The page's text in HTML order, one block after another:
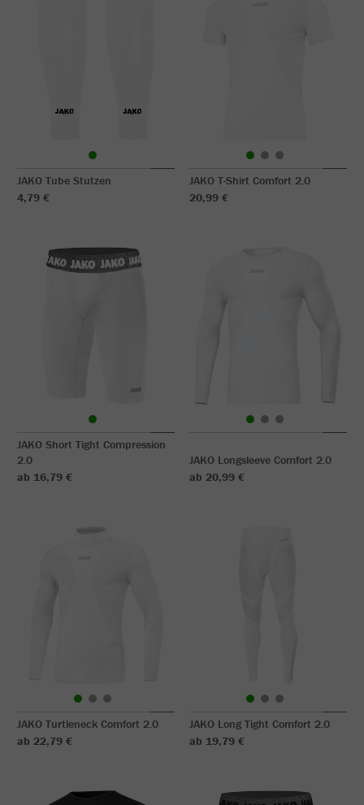
JAKO Tube Stutzen
4,79 €
JAKO T-Shirt Comfort 2.0
20,99 €
JAKO Short Tight Compression
2.0
ab 16,79 €
JAKO Longsleeve Comfort 2.0
ab 20,99 €
JAKO Turtleneck Comfort 2.0
ab 22,79 €
JAKO Long Tight Comfort 2.0
ab 19,79 €